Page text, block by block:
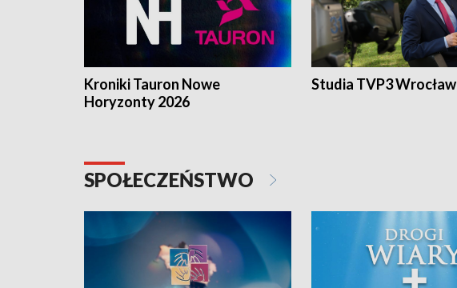
Kroniki Tauron Nowe
Horyzonty 2026
Studia TVP3 Wrocław
SPOŁECZEŃSTWO